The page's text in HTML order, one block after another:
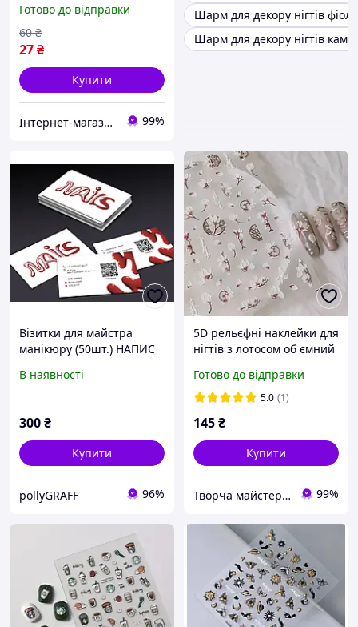
від Ультрафіолету)
Готово до відправки
27₴
60 ₴
Купити
Інтернет-магазин Star Beauty 99%
Шарм для декору нігтів
Шарм для декору нігтів
Візитки для майстра
манікюру (50шт.) НАПИС
В наявності
300₴
Купити
pollyGRAFF 96%
5D рельєфні наклейки для
нігтів з лотосом об ємний
Готово до відправки
5.0 (1)
145₴
Купити
Творча майстерня "WoollyFox" 99%